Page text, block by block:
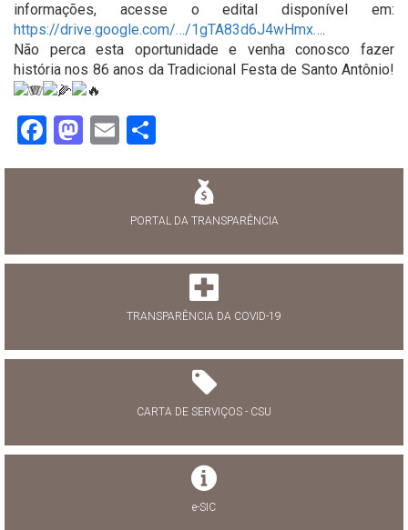
informações, acesse o edital disponível em:
https://drive.google.com/…/1gTA83d6J4wHmx….
Não perca esta oportunidade e venha conosco fazer
história nos 86 anos da Tradicional Festa de Santo Antônio!
Facebook
Mastodon
Email
PORTAL DA TRANSPARÊNCIA
TRANSPARÊNCIA DA COVID-19
CARTA DE SERVIÇOS - CSU
e-SIC